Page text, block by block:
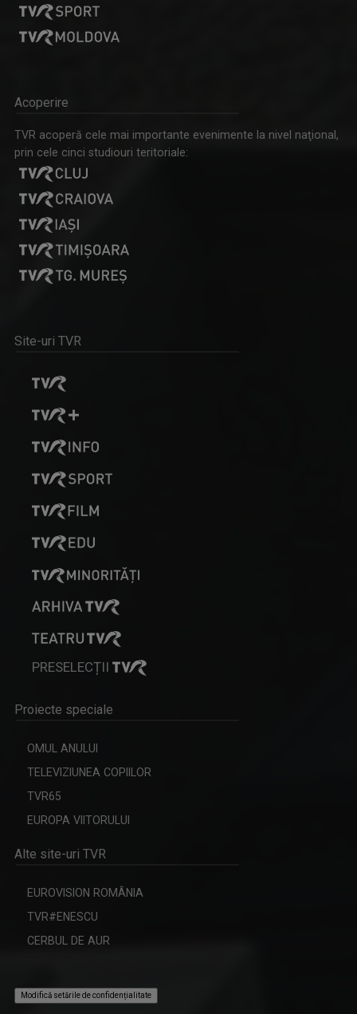
LUMINA CREȘTINULUI
DIMINEȚI PERFECTE
Emisiune matinală, de luni până vineri, de la ...
REPORTER SPECIAL
Emisiune de reportaj și investigație realizată ...
Acoperire
TVR acoperă cele mai importante evenimente la nivel naţional,
prin cele cinci studiouri teritoriale:
Site-uri TVR
PRESELECȚII
Proiecte speciale
OMUL ANULUI
TELEVIZIUNEA COPIILOR
TVR65
EUROPA VIITORULUI
Alte site-uri TVR
EUROVISION ROMÂNIA
TVR#ENESCU
CERBUL DE AUR
Modifică setările de confidențialitate